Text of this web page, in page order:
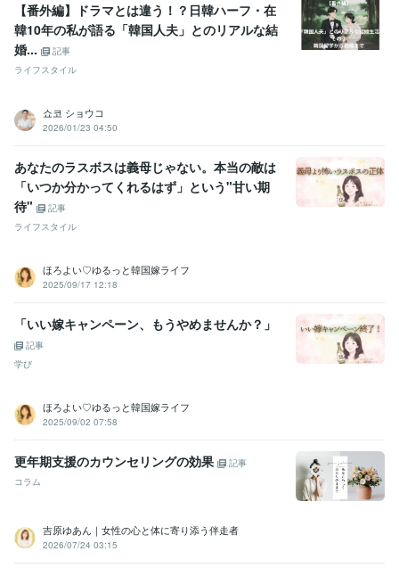
【番外編】ドラマとは違う！？日韓ハーフ・在
韓10年の私が語る「韓国人夫」とのリアルな結
婚...
記事
ライフスタイル
쇼코 ショウコ
2026/01/23 04:50
あなたのラスボスは義母じゃない。本当の敵は
「いつか分かってくれるはず」という"甘い期
待"
記事
ライフスタイル
ほろよい♡ゆるっと韓国嫁ライフ
2025/09/17 12:18
「いい嫁キャンペーン、もうやめませんか？」
記事
学び
ほろよい♡ゆるっと韓国嫁ライフ
2025/09/02 07:58
更年期支援のカウンセリングの効果
記事
コラム
吉原ゆあん｜女性の心と体に寄り添う伴走者
2026/07/24 03:15